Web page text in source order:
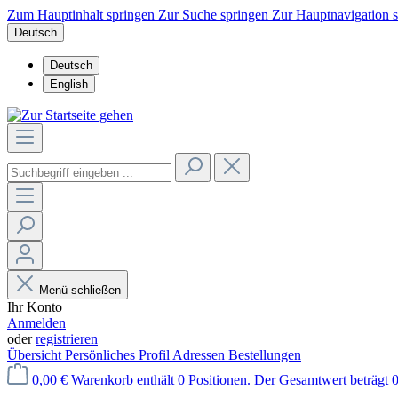
Zum Hauptinhalt springen Zur Suche springen Zur Hauptnavigation
Deutsch
Deutsch
English
Menü schließen
Ihr Konto
Anmelden
oderregistrieren
Übersicht Persönliches Profil Adressen Bestellungen
0,00 € Warenkorb enthält 0 Positionen. Der Gesamtwert beträgt